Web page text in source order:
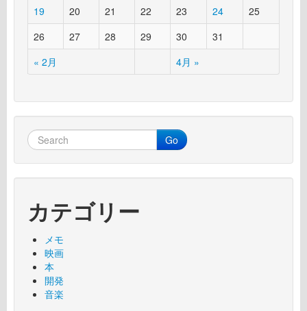
« 2月 4月 »
19
20 21 22 23 24
25
26
27 28 29 30 31
Go
カテゴリー
メモ
映画
本
開発
音楽